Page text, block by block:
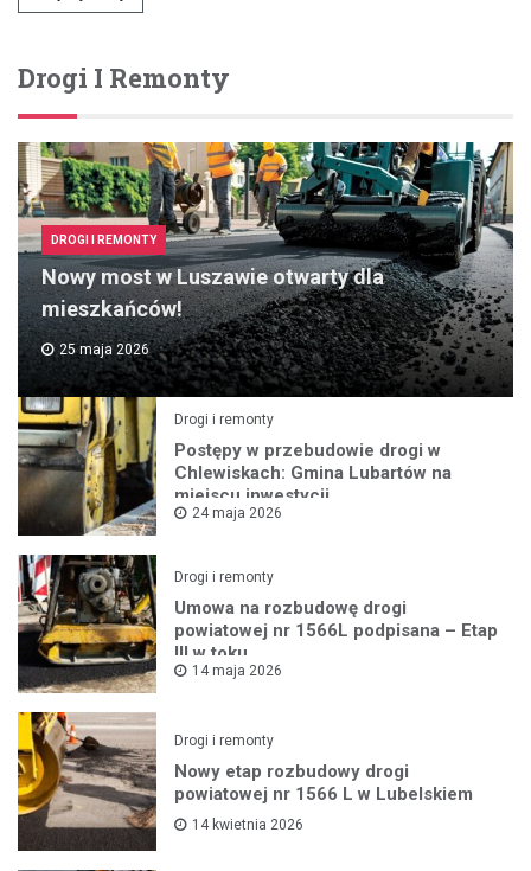
Drogi I Remonty
DROGI I REMONTY
Nowy most w Luszawie otwarty dla
mieszkańców!
25 maja 2026
Drogi i remonty
Postępy w przebudowie drogi w
Chlewiskach: Gmina Lubartów na
miejscu inwestycji
24 maja 2026
Drogi i remonty
Umowa na rozbudowę drogi
powiatowej nr 1566L podpisana – Etap
III w toku
14 maja 2026
Drogi i remonty
Nowy etap rozbudowy drogi
powiatowej nr 1566 L w Lubelskiem
14 kwietnia 2026